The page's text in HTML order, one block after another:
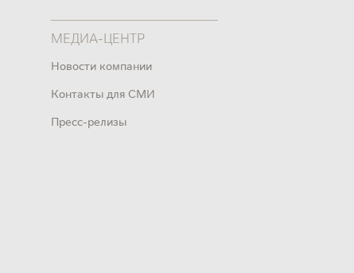
МЕДИА-ЦЕНТР
Новости компании
Контакты для СМИ
Пресс-релизы